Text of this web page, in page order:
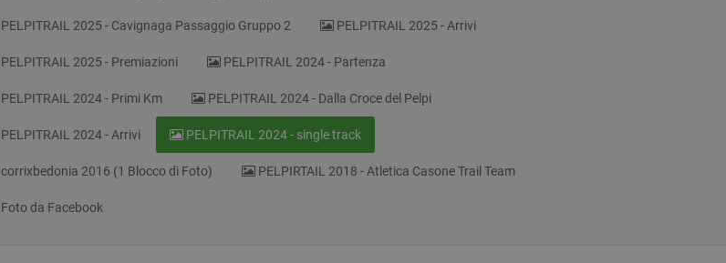
PELPITRAIL 2025 - Cavignaga Passaggio Gruppo 2 PELPITRAIL 2025 - Arrivi
PELPITRAIL 2025 - Premiazioni PELPITRAIL 2024 - Partenza
PELPITRAIL 2024 - Primi Km PELPITRAIL 2024 - Dalla Croce del Pelpi
PELPITRAIL 2024 - Arrivi PELPITRAIL 2024 - single track
corrixbedonia 2016 (1 Blocco di Foto) PELPIRTAIL 2018 - Atletica Casone Trail Team
Foto da Facebook